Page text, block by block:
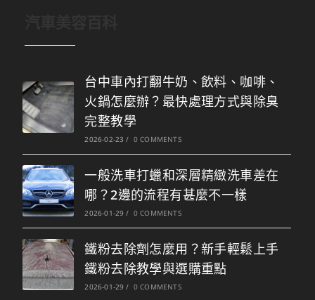
台中車內打翻牛奶、飲料、咖啡、
火鍋怎麼辦？最快處理方式與除臭
完整教學
2026-02-23 / 0 COMMENTS
一般洗車打蠟和深層精緻洗車差在
哪？2邊的流程有甚麼不一樣
2026-01-29 / 0 COMMENTS
鐵粉去除劑怎麼用？新手輕鬆上手
鐵粉去除教學與選購重點
2026-01-29 / 0 COMMENTS